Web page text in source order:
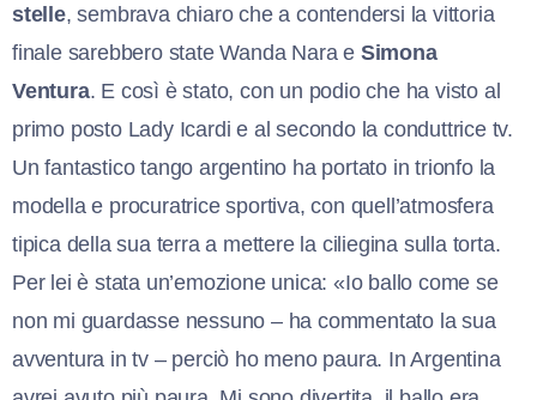
stelle, sembrava chiaro che a contendersi la vittoria
finale sarebbero state Wanda Nara e Simona
Ventura. E così è stato, con un podio che ha visto al
primo posto Lady Icardi e al secondo la conduttrice tv.
Un fantastico tango argentino ha portato in trionfo la
modella e procuratrice sportiva, con quell’atmosfera
tipica della sua terra a mettere la ciliegina sulla torta.
Per lei è stata un’emozione unica: «Io ballo come se
non mi guardasse nessuno – ha commentato la sua
avventura in tv – perciò ho meno paura. In Argentina